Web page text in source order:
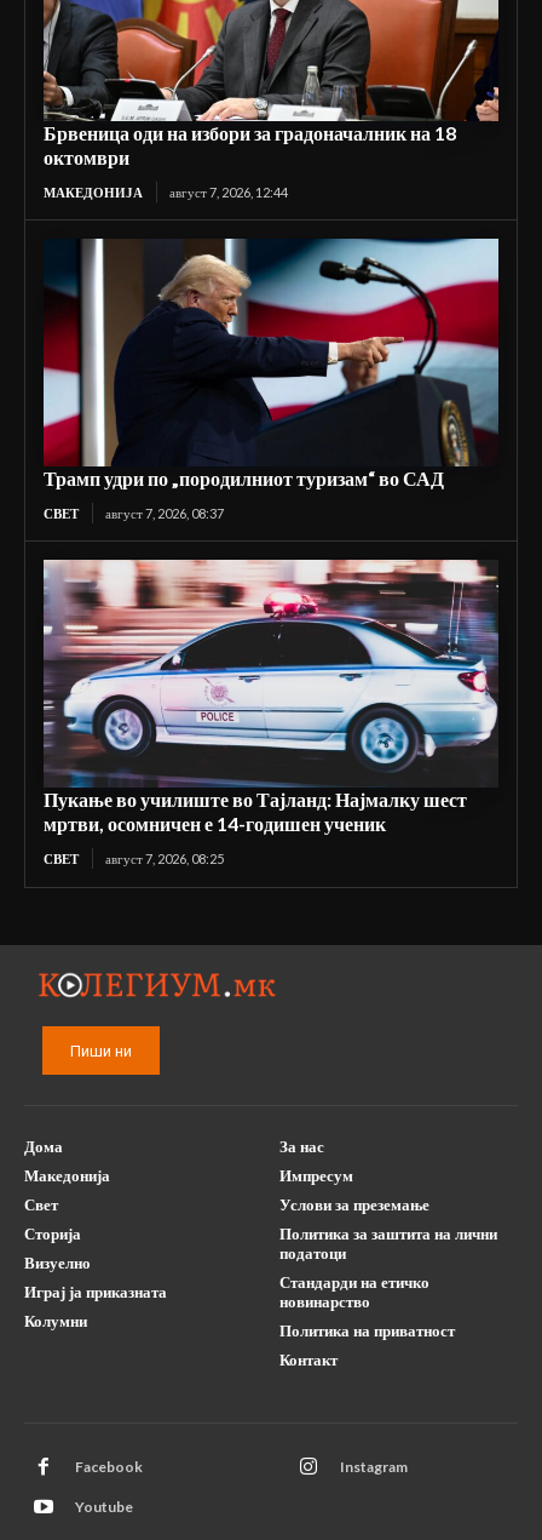
Брвеница оди на избори за градоначалник на 18
октомври
МАКЕДОНИЈА август 7, 2026, 12:44
Трамп удри по „породилниот туризам“ во САД
СВЕТ август 7, 2026, 08:37
Пукање во училиште во Тајланд: Најмалку шест
мртви, осомничен е 14-годишен ученик
СВЕТ август 7, 2026, 08:25
Пиши ни
Дома
Македонија
Свет
Сторија
Визуелно
Играј ја приказната
Колумни
За нас
Импресум
Услови за преземање
Политика за заштита на лични
податоци
Стандарди на етичко
новинарство
Политика на приватност
Контакт
Facebook Instagram
Youtube